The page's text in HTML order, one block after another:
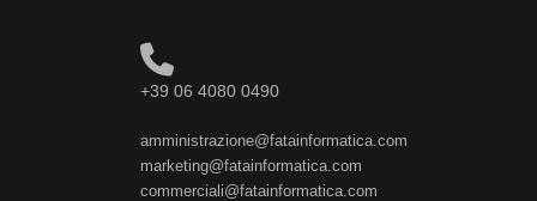
+39 06 4080 0490
amministrazione@fatainformatica.com
marketing@fatainformatica.com
commerciali@fatainformatica.com